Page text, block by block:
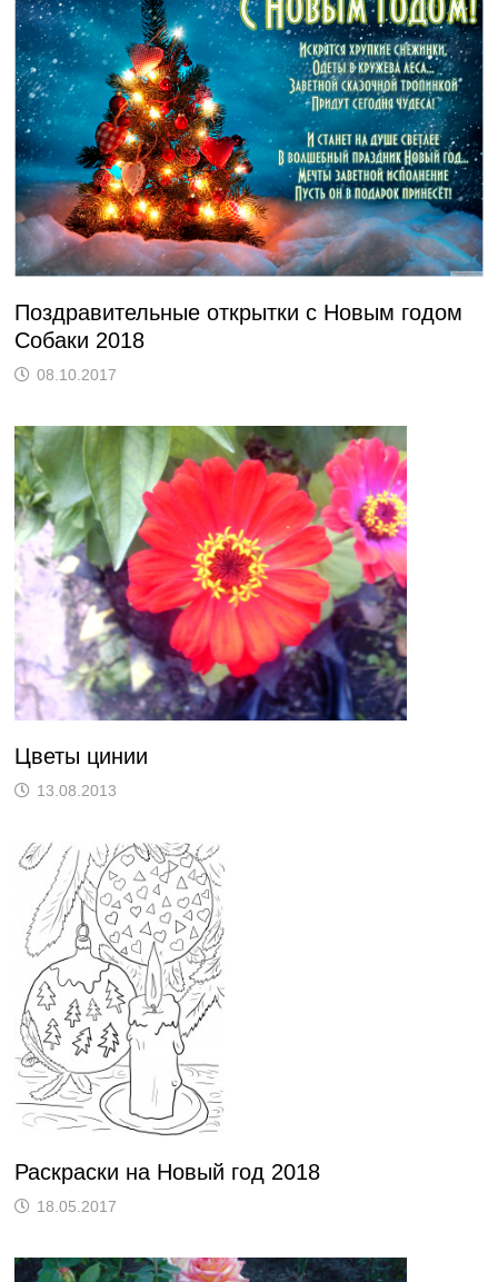
Поздравительные открытки с Новым годом
Собаки 2018
08.10.2017
Цветы цинии
13.08.2013
Раскраски на Новый год 2018
18.05.2017